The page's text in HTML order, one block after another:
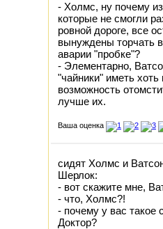
- Холмс, ну почему
которые не смогли
ровной дороге, все
вынуждены торчать
аварии "пробке"?
- Элементарно,
"чайники" иметь хоть
возможность
лучше их.
Ваша оценка
сидят Холмс и
Шерлок:
- вот скажите мне,
- что, Холмс?!
- почему у вас такое
Доктор?